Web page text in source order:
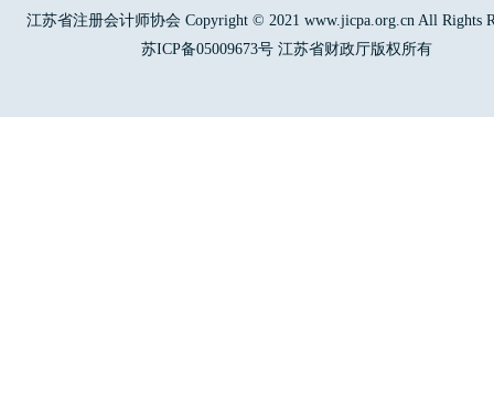
江苏省注册会计师协会 Copyright © 2021 www.jicpa.org.cn All Rights
苏ICP备05009673号 江苏省财政厅版权所有